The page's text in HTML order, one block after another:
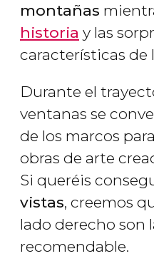
montañas
historia y las
características de
Durante el
ventanas se
de los marcos
obras de arte
Si queréis
vistas, creemos
lado derecho son
recomendable.